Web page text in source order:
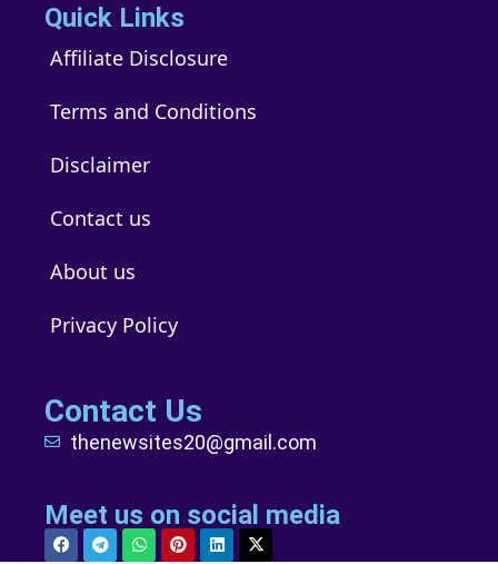
Quick Links
Affiliate Disclosure
Terms and Conditions
Disclaimer
Contact us
About us
Privacy Policy
Contact Us
thenewsites20@gmail.com
Meet us on social media